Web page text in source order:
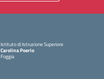
Istituto di Istruzione Superiore
Carolina Poerio
Foggia
— Visita la pagina iniziale della scuola